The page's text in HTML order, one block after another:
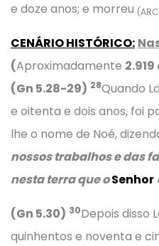
e doze anos; e morreu
CENÁRIO HISTÓRICO:
(Aproximadamente 2.919
(Gn 5.28-29) 28Quando
e oitenta e dois anos, foi
lhe o nome de Noé,
nossos trabalhos e das
nesta terra queoSenhor
(Gn 5.30) 30Depois disso
quinhentos e noventa e